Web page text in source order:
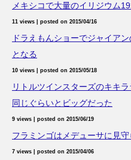
メキシコで大量のイリジウム
11 views posted on 2015/04/16
ドラえもんショーでジャイア
となる
10 views posted on 2015/05/18
リトルツインスターズのキキ
同じぐらいとビッグだった
9 views posted on 2015/06/19
フラミンゴはメデューサに見守
7 views posted on 2015/04/06